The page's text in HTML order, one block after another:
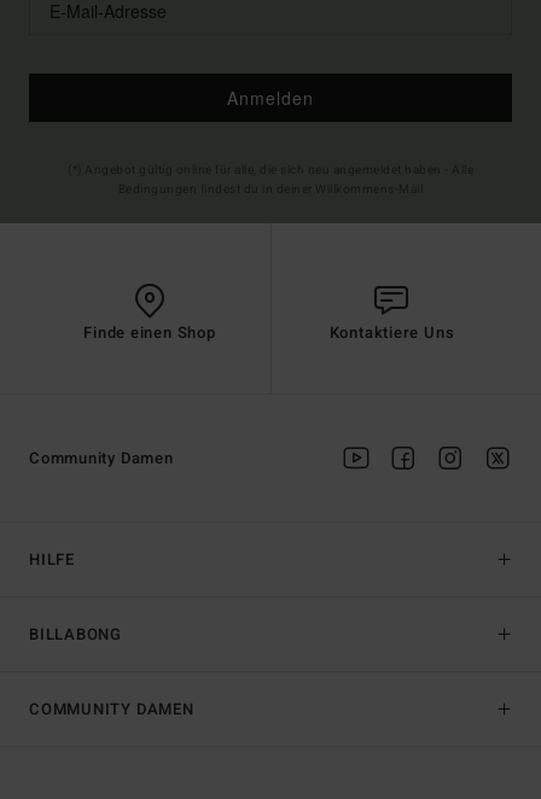
Anmelden
Finde einen Shop Kontaktiere Uns
HILFE
BILLABONG
Community Damen
COMMUNITY DAMEN